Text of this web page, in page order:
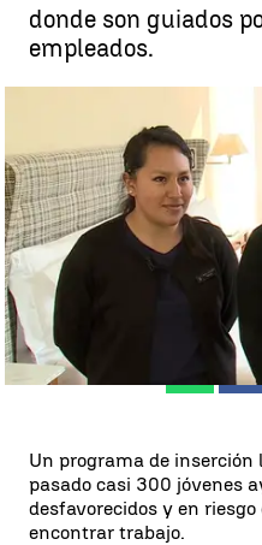
donde son guiados
empleados.
Un programa de
encontrar empleo con
Antena 3 Noticias
Publicado: 01 de abril de
Un programa de
pasado casi 300 jóvenes
desfavorecidos y en
encontrar trabajo.